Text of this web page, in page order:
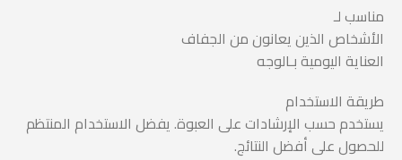
مناسب لـ
الأشخاص الذين يعانون من الجفاف
العناية اليومية بـالوجه
طريقة الاستخدام
يستخدم حسب الإرشادات على العبوة. يفضل الاستخدام المنتظم
للحصول على أفضل النتائج.